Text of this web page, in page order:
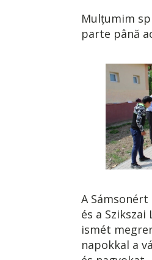
Mulțumim
parte până
A Sámsonért
és a
ismét
napokkal a